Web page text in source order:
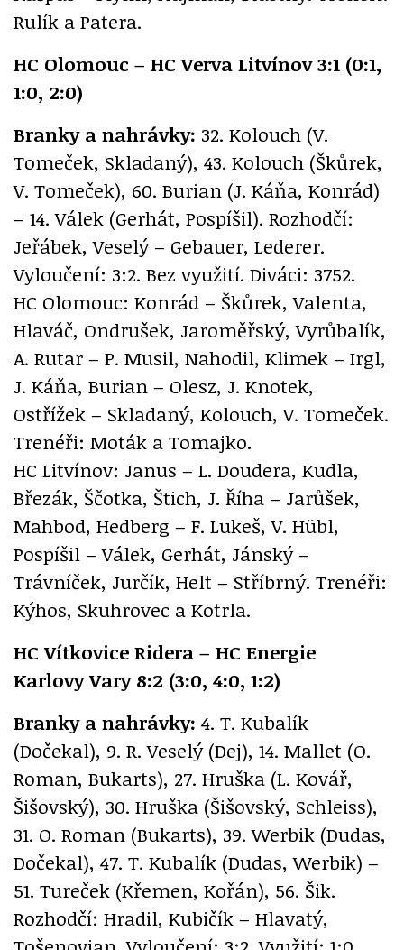
Rulík a Patera.
HC Olomouc – HC Verva Litvínov 3:1 (0:1,
1:0, 2:0)
Branky a nahrávky: 32. Kolouch (V.
Tomeček, Skladaný), 43. Kolouch (Škůrek,
V. Tomeček), 60. Burian (J. Káňa, Konrád)
– 14. Válek (Gerhát, Pospíšil). Rozhodčí:
Jeřábek, Veselý – Gebauer, Lederer.
Vyloučení: 3:2. Bez využití. Diváci: 3752.
HC Olomouc: Konrád – Škůrek, Valenta,
Hlaváč, Ondrušek, Jaroměřský, Vyrůbalík,
A. Rutar – P. Musil, Nahodil, Klimek – Irgl,
J. Káňa, Burian – Olesz, J. Knotek,
Ostřížek – Skladaný, Kolouch, V. Tomeček.
Trenéři: Moták a Tomajko.
HC Litvínov: Janus – L. Doudera, Kudla,
Březák, Ščotka, Štich, J. Říha – Jarůšek,
Mahbod, Hedberg – F. Lukeš, V. Hübl,
Pospíšil – Válek, Gerhát, Jánský –
Trávníček, Jurčík, Helt – Stříbrný. Trenéři:
Kýhos, Skuhrovec a Kotrla.
HC Vítkovice Ridera – HC Energie
Karlovy Vary 8:2 (3:0, 4:0, 1:2)
Branky a nahrávky: 4. T. Kubalík
(Dočekal), 9. R. Veselý (Dej), 14. Mallet (O.
Roman, Bukarts), 27. Hruška (L. Kovář,
Šišovský), 30. Hruška (Šišovský, Schleiss),
31. O. Roman (Bukarts), 39. Werbik (Dudas,
Dočekal), 47. T. Kubalík (Dudas, Werbik) –
51. Tureček (Křemen, Kořán), 56. Šik.
Rozhodčí: Hradil, Kubičík – Hlavatý,